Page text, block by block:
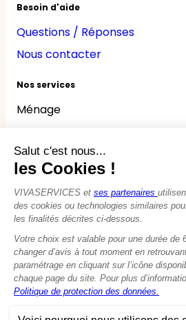
Besoin d'aide
Questions / Réponses
Nous contacter
Nos services
Ménage
Jardinage
Bricolage
Nounou
Seniors
Handicaps
© 2015 - 2026VIVASERVICES
Modifier vos préférences en